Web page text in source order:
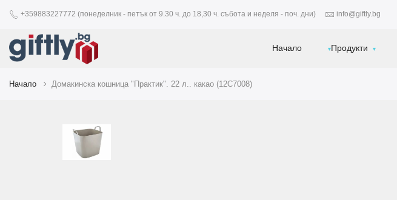
+359883227772 (понеделник - петък от 9.30 ч. до 18,30 ч. събота и неделя - поч. дни) info@giftly.bg
Начало Продукти
Начало Домакинска кошница "Практик". 22 л.. какао (12C7008)